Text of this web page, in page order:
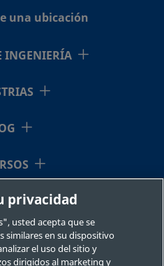
una ubicación
INGENIERÍA
SOMOS
privacidad
usted acepta que se
similares en su dispositivo
el uso del sitio y
dirigidos al marketing y